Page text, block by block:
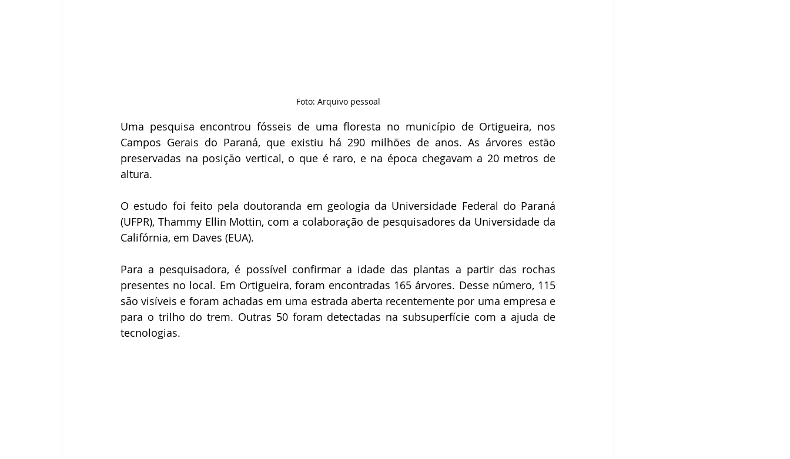
Foto: Arquivo pessoal
Uma pesquisa encontrou fósseis de uma floresta no município de Ortigueira, nos
Campos Gerais do Paraná, que existiu há 290 milhões de anos. As árvores estão
preservadas na posição vertical, o que é raro, e na época chegavam a 20 metros de
altura.
O estudo foi feito pela doutoranda em geologia da Universidade Federal do Paraná
(UFPR), Thammy Ellin Mottin, com a colaboração de pesquisadores da Universidade da
Califórnia, em Daves (EUA).
Para a pesquisadora, é possível confirmar a idade das plantas a partir das rochas
presentes no local. Em Ortigueira, foram encontradas 165 árvores. Desse número, 115
são visíveis e foram achadas em uma estrada aberta recentemente por uma empresa e
para o trilho do trem. Outras 50 foram detectadas na subsuperfície com a ajuda de
tecnologias.